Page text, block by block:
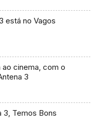
está no Vagos
ao cinema, com o
3
3, Temos Bons